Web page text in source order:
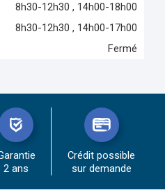
8h30-12h30 , 14h00-18h00
8h30-12h30 , 14h00-17h00
Fermé
2 ans
Crédit possible
sur demande